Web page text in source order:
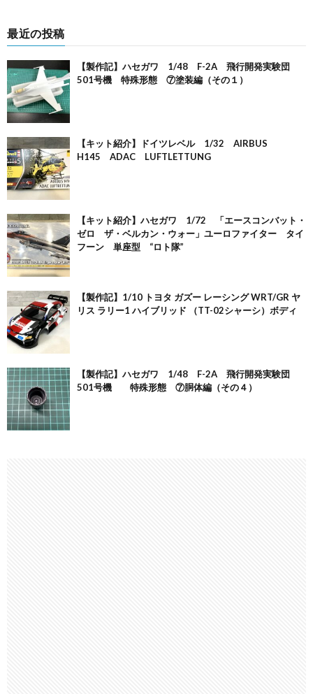
最近の投稿
【製作記】ハセガワ 1/48 F-2A 飛行開発実験団
501号機 特殊形態 ⑦塗装編（その１）
【キット紹介】ドイツレベル 1/32 AIRBUS
H145 ADAC LUFTLETTUNG
【キット紹介】ハセガワ 1/72 「エースコンバット・
ゼロ ザ・ベルカン・ウォー」ユーロファイター タイ
フーン 単座型 “ロト隊”
【製作記】1/10 トヨタ ガズー レーシング WRT/GR ヤ
リス ラリー1 ハイブリッド （TT-02シャーシ）ボディ
【製作記】ハセガワ 1/48 F-2A 飛行開発実験団
501号機 特殊形態 ⑦胴体編（その４）